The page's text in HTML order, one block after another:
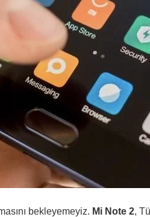
bekleyemeyiz. Mi Note 2,